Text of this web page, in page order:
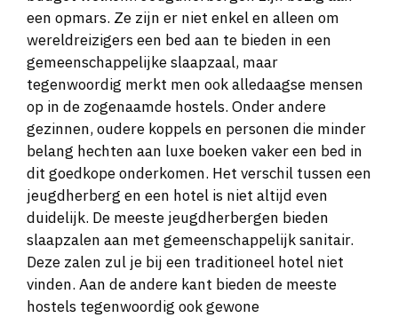
een opmars. Ze zijn er niet enkel en alleen om
wereldreizigers een bed aan te bieden in een
gemeenschappelijke slaapzaal, maar
tegenwoordig merkt men ook alledaagse mensen
op in de zogenaamde hostels. Onder andere
gezinnen, oudere koppels en personen die minder
belang hechten aan luxe boeken vaker een bed in
dit goedkope onderkomen. Het verschil tussen een
jeugdherberg en een hotel is niet altijd even
duidelijk. De meeste jeugdherbergen bieden
slaapzalen aan met gemeenschappelijk sanitair.
Deze zalen zul je bij een traditioneel hotel niet
vinden. Aan de andere kant bieden de meeste
hostels tegenwoordig ook gewone